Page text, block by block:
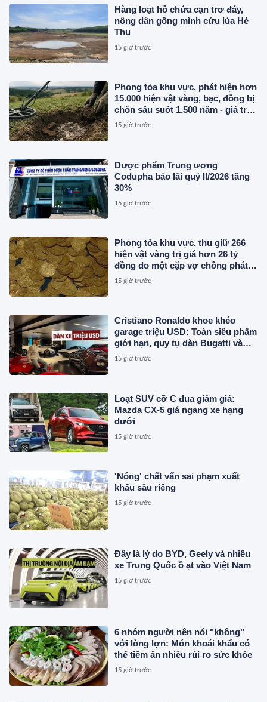
Hàng loạt hồ chứa cạn trơ đáy,
nông dân gồng mình cứu lúa Hè
Thu
15 giờ trước
Phong tỏa khu vực, phát hiện hơn
15.000 hiện vật vàng, bạc, đồng bị
chôn sâu suốt 1.500 năm - giá trị
tương đương 63 tỷ đồng
15 giờ trước
Dược phẩm Trung ương
Codupha báo lãi quý II/2026 tăng
30%
15 giờ trước
Phong tỏa khu vực, thu giữ 266
hiện vật vàng trị giá hơn 26 tỷ
đồng do một cặp vợ chồng phát
hiện khi thay sàn nhà
15 giờ trước
Cristiano Ronaldo khoe khéo
garage triệu USD: Toàn siêu phẩm
giới hạn, quy tụ dàn Bugatti và
Ferrari đắt đỏ
15 giờ trước
Loạt SUV cỡ C đua giảm giá:
Mazda CX-5 giá ngang xe hạng
dưới
15 giờ trước
'Nóng' chất vấn sai phạm xuất
khẩu sầu riêng
15 giờ trước
Đây là lý do BYD, Geely và nhiều
xe Trung Quốc ồ ạt vào Việt Nam
15 giờ trước
6 nhóm người nên nói "không"
với lòng lợn: Món khoái khẩu có
thể tiềm ẩn nhiều rủi ro sức khỏe
15 giờ trước